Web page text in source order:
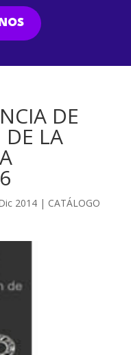
DE
DE LA
2014| CATÁLOGO